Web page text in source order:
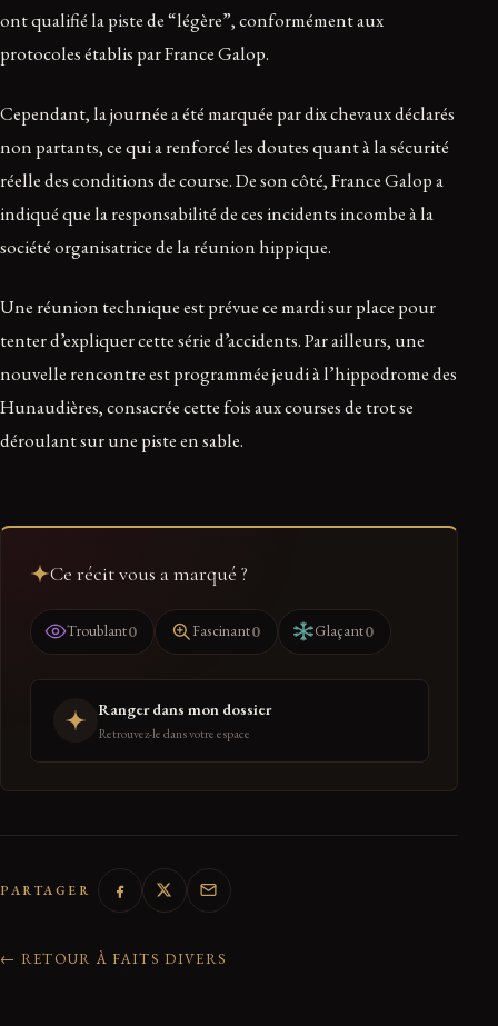
ont qualifié la piste de “légère”, conformément aux
protocoles établis par France Galop.
Cependant, la journée a été marquée par dix chevaux déclarés
non partants, ce qui a renforcé les doutes quant à la sécurité
réelle des conditions de course. De son côté, France Galop a
indiqué que la responsabilité de ces incidents incombe à la
société organisatrice de la réunion hippique.
Une réunion technique est prévue ce mardi sur place pour
tenter d’expliquer cette série d’accidents. Par ailleurs, une
nouvelle rencontre est programmée jeudi à l’hippodrome des
Hunaudières, consacrée cette fois aux courses de trot se
déroulant sur une piste en sable.
Ce récit vous a marqué ?
Troublant0 Fascinant0 Glaçant0
Ranger dans mon dossier
Retrouvez-le dans votre espace
PARTAGER
← RETOUR À FAITS DIVERS